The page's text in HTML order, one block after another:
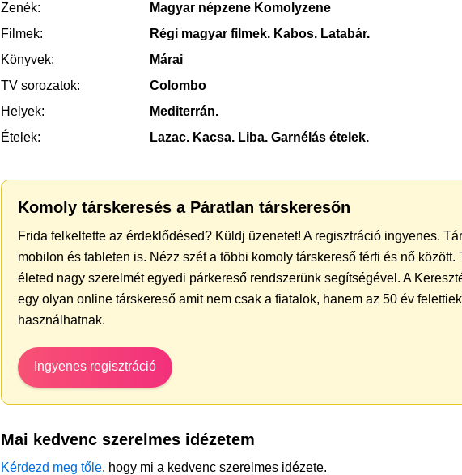
Zenék:
Magyar népzene Komolyzene
Filmek:
Régi magyar filmek. Kabos. Latabár.
Könyvek:
Márai
TV sorozatok:
Colombo
Helyek:
Mediterrán.
Ételek:
Lazac. Kacsa. Liba. Garnélás ételek.
Komoly társkeresés a Páratlan társkeresőn
Frida felkeltette az érdeklődésed? Küldj üzenetet! A regisztráció ingyenes.
mobilon és tableten is. Nézz szét a többi komoly társkereső férfi és nő között.
életed nagy szerelmét egyedi párkereső rendszerünk segítségével. A
egy olyan online társkereső amit nem csak a fiatalok, hanem az 50 év
használhatnak.
Ingyenes regisztráció
Mai kedvenc szerelmes idézetem
Kérdezd meg tőle, hogy mi a kedvenc szerelmes idézete.